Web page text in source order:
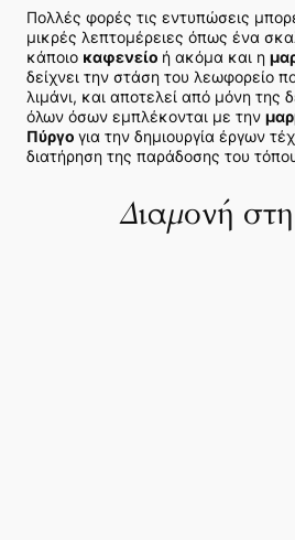
Πολλές φορές τις εντυπώσεις
μικρές λεπτομέρειες όπως ένα
κάποιο καφενείο ή ακόμα και η
δείχνει την στάση του λεωφορείο
λιμάνι, και αποτελεί από μόνη της
όλων όσων εμπλέκονται με την
Πύργο για την δημιουργία έργων
διατήρηση της παράδοσης του
Διαμονή